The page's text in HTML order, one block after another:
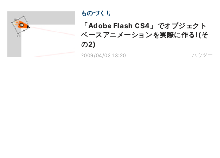
ものづくり
「Adobe Flash CS4」でオブジェクト
ベースアニメーションを実際に作る!(そ
の2)
2009/04/03 13:20 ハウツー